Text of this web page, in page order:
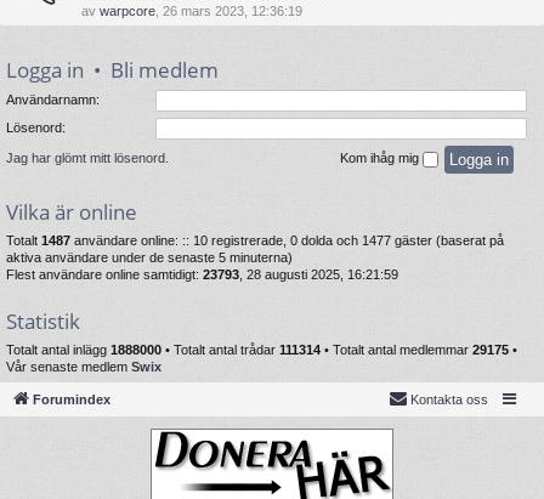
av warpcore , 26 mars 2023, 12:36:19
Logga in • Bli medlem
Användarnamn:
Lösenord:
Jag har glömt mitt lösenord. Kom ihåg mig
Vilka är online
Totalt 1487 användare online: :: 10 registrerade, 0 dolda och 1477 gäster (baserat på
aktiva användare under de senaste 5 minuterna)
Flest användare online samtidigt: 23793 , 28 augusti 2025, 16:21:59
Statistik
Totalt antal inlägg 1888000 • Totalt antal trådar 111314 • Totalt antal medlemmar 29175 •
Vår senaste medlem Swix
Forumindex Kontakta oss